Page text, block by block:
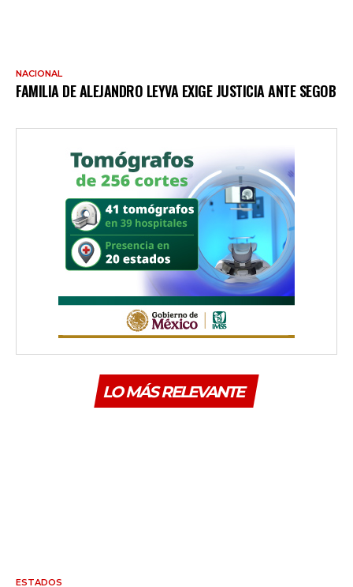
NACIONAL
FAMILIA DE ALEJANDRO LEYVA EXIGE JUSTICIA ANTE SEGOB
LO MÁS RELEVANTE
ESTADOS